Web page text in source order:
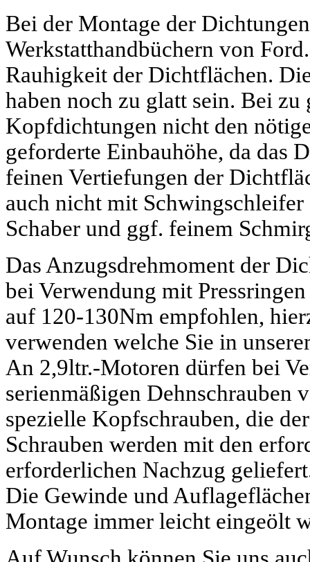
Bei der Montage der
Werkstatthandbüchern von
Rauhigkeit der Dichtflächen.
haben noch zu glatt sein. Bei
Kopfdichtungen nicht den
geforderte Einbauhöhe, da das
feinen Vertiefungen der
auch nicht mit
Schaber und ggf. feinem
Das Anzugsdrehmoment der
bei Verwendung mit
auf 120-130Nm empfohlen,
verwenden welche Sie in
An 2,9ltr.-Motoren dürfen bei
serienmäßigen Dehnschrauben
spezielle Kopfschrauben, die
Schrauben werden mit den
erforderlichen Nachzug
Die Gewinde und
Montage immer leicht eingeölt